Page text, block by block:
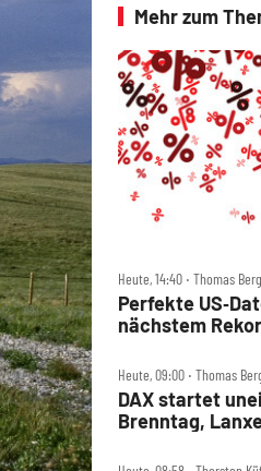
Mehr zum
Heute, 14:40 ‧ Thomas
Perfekte
nächstem
Heute, 09:00 ‧ Thomas
DAX startet
Brenntag,